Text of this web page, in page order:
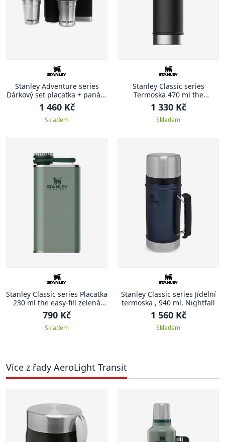
Stanley Adventure series
Dárkový set placatka + panáky
matná černá ADVENTURE
1 460 Kč
Skladem
Stanley Classic series
Termoska 470 ml the
legendary matná černá
CLASSIC
1 330 Kč
Skladem
Stanley Classic series Placatka
230 ml the easy-fill zelená
CLASSIC
790 Kč
Skladem
Stanley Classic series Jídelní
termoska , 940 ml, Nightfall
1 560 Kč
Skladem
Více z řady AeroLight Transit